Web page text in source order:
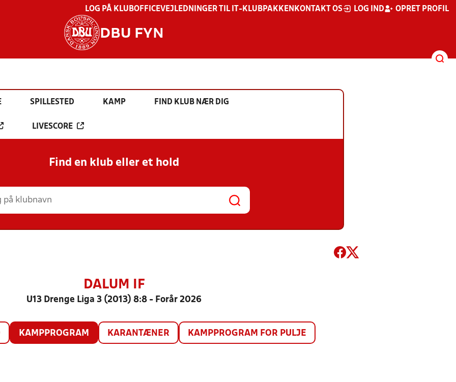
LOG PÅ KLUBOFFICEVEJLEDNINGER TIL IT-KLUBPAKKEN KONTAKT OS LOG IND OPRET PROFIL
DBU FYN
SPILLESTED KAMP FIND KLUB NÆR DIG
LIVESCORE
Find en klub eller et hold
DALUM IF
U13 Drenge Liga 3 (2013) 8:8 - Forår 2026
KAMPPROGRAM KARANTÆNER KAMPPROGRAM FOR PULJE